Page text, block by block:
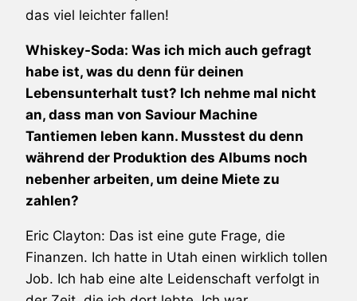
das viel leichter fallen!
Whiskey-Soda: Was ich mich auch gefragt
habe ist, was du denn für deinen
Lebensunterhalt tust? Ich nehme mal nicht
an, dass man von Saviour Machine
Tantiemen leben kann. Musstest du denn
während der Produktion des Albums noch
nebenher arbeiten, um deine Miete zu
zahlen?
Eric Clayton: Das ist eine gute Frage, die
Finanzen. Ich hatte in Utah einen wirklich tollen
Job. Ich hab eine alte Leidenschaft verfolgt in